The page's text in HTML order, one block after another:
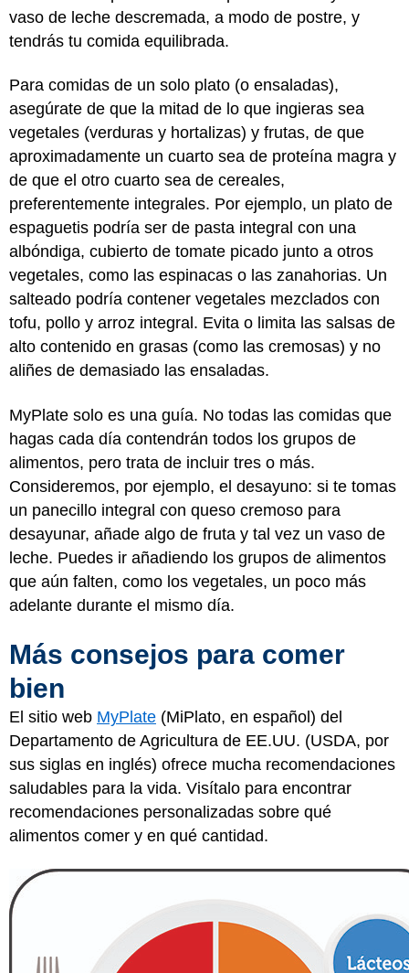
vaso de leche descremada, a modo de postre, y
tendrás tu comida equilibrada.
Para comidas de un solo plato (o ensaladas),
asegúrate de que la mitad de lo que ingieras sea
vegetales (verduras y hortalizas) y frutas, de que
aproximadamente un cuarto sea de proteína magra y
de que el otro cuarto sea de cereales,
preferentemente integrales. Por ejemplo, un plato de
espaguetis podría ser de pasta integral con una
albóndiga, cubierto de tomate picado junto a otros
vegetales, como las espinacas o las zanahorias. Un
salteado podría contener vegetales mezclados con
tofu, pollo y arroz integral. Evita o limita las salsas de
alto contenido en grasas (como las cremosas) y no
aliñes de demasiado las ensaladas.
MyPlate solo es una guía. No todas las comidas que
hagas cada día contendrán todos los grupos de
alimentos, pero trata de incluir tres o más.
Consideremos, por ejemplo, el desayuno: si te tomas
un panecillo integral con queso cremoso para
desayunar, añade algo de fruta y tal vez un vaso de
leche. Puedes ir añadiendo los grupos de alimentos
que aún falten, como los vegetales, un poco más
adelante durante el mismo día.
Más consejos para comer
bien
El sitio web MyPlate (MiPlato, en español) del
Departamento de Agricultura de EE.UU. (USDA, por
sus siglas en inglés) ofrece mucha recomendaciones
saludables para la vida. Visítalo para encontrar
recomendaciones personalizadas sobre qué
alimentos comer y en qué cantidad.